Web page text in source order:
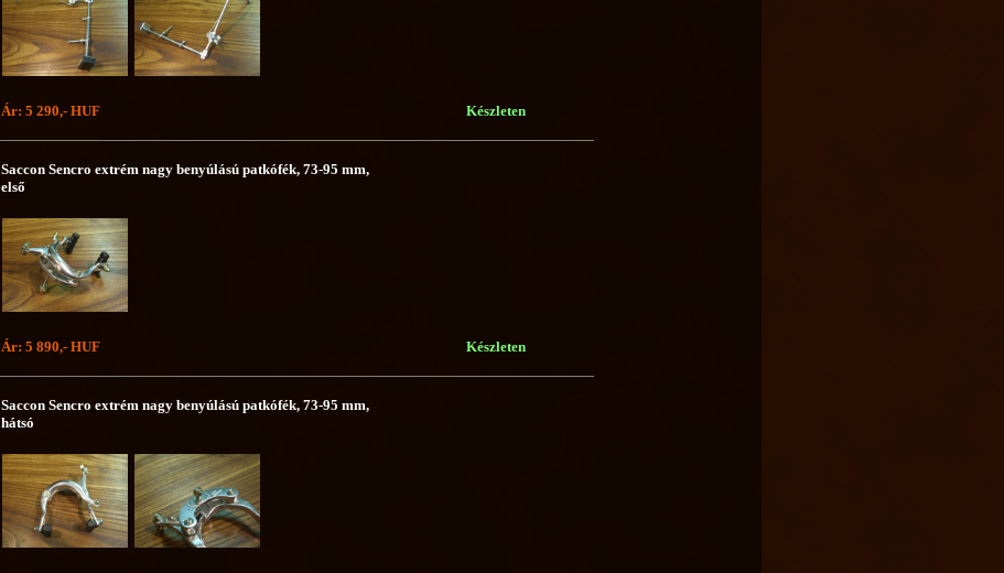
Ár: 5 290,- HUF Készleten
Saccon Sencro extrém nagy benyúlású patkófék, 73-95 mm,
első
Ár: 5 890,- HUF Készleten
Saccon Sencro extrém nagy benyúlású patkófék, 73-95 mm,
hátsó